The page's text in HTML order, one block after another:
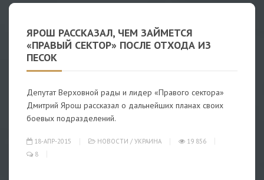
ЯРОШ РАССКАЗАЛ, ЧЕМ ЗАЙМЕТСЯ
«ПРАВЫЙ СЕКТОР» ПОСЛЕ ОТХОДА ИЗ
ПЕСОК
Депутат Верховной рады и лидер «Правого сектора»
Дмитрий Ярош рассказал о дальнейших планах своих
боевых подразделений.
18-АПР-2015 НОВОСТИ / УКРАИНА
19 856
8